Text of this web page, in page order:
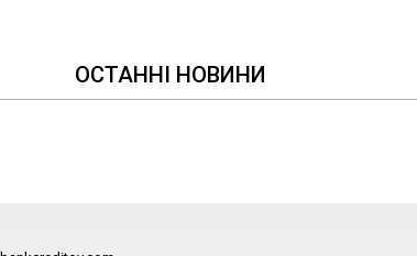
ОСТАННІ НОВИНИ